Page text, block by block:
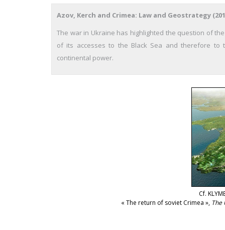
Azov, Kerch and Crimea: Law and Geostrategy
The war in Ukraine has highlighted the question of
of its accesses to the Black Sea and therefore to
continental power.
Cf.
« The return of soviet Crimea », The